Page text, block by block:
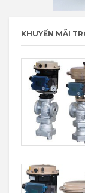
KHUYẾN MÃI